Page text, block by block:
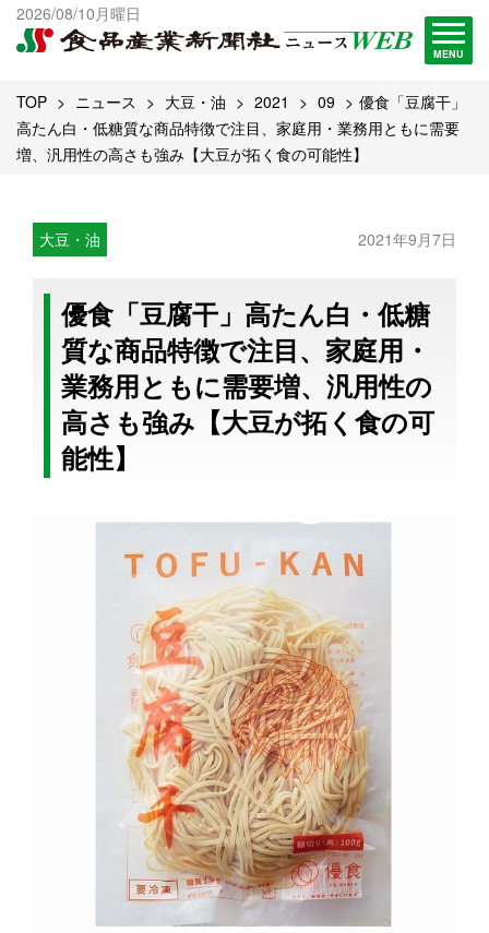
2026/08/10月曜日
MENU
出版物一覧へ
試読・購読申し込み
TOP ニュース 大豆・油 2021 09
優食「豆腐干」
高たん白・低糖質な商品特徴で注目、家庭用・業務用ともに需要
増、汎用性の高さも強み【大豆が拓く食の可能性】
大豆・油 2021年9月7日
優食「豆腐干」高たん白・低糖
質な商品特徴で注目、家庭用・
業務用ともに需要増、汎用性の
高さも強み【大豆が拓く食の可
能性】